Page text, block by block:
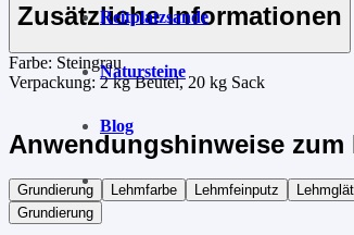
Reitplatzsande
Natursteine
Blog
Zusätzliche Informationen
Farbe: Steingrau
Verpackung: 2 kg Beutel, 20 kg Sack
Anwendungshinweise zum
Grundierung Lehmfarbe Lehmfeinputz
Grundierung